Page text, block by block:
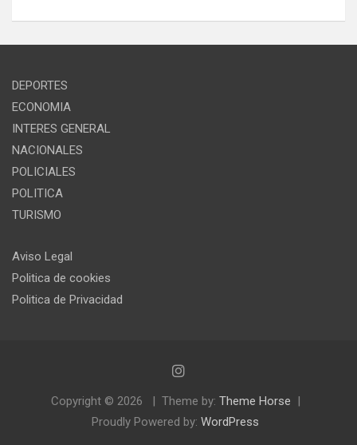
DEPORTES
ECONOMIA
INTERES GENERAL
NACIONALES
POLICIALES
POLITICA
TURISMO
Aviso Legal
Politica de cookies
Politica de Privacidad
Copyright © 2026 Theme by: Theme Horse
Proudly Powered by: WordPress